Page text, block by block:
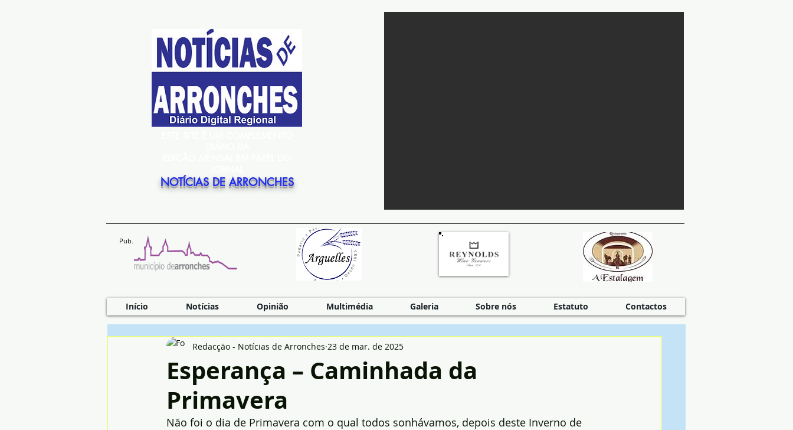
NOTÍCIAS DE ARRONCHES
Pub.
Início Notícias Opinião Multimédia Galeria Sobre nós Estatuto Contactos
Esperança – Caminhada da
Primavera
Redacção - Notícias de Arronches 23 de mar. de 2025
Não foi o dia de Primavera com o qual todos sonhávamos, depois deste Inverno de